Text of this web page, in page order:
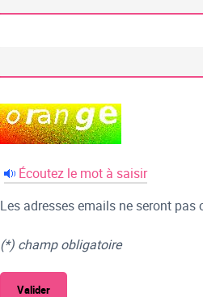
Écoutez le mot à saisir
Les adresses emails ne seront
(*) champ obligatoire